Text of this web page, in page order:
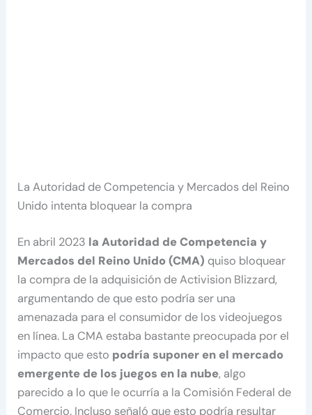
La Autoridad de Competencia y Mercados del Reino
Unido intenta bloquear la compra
En abril 2023 la Autoridad de Competencia y
Mercados del Reino Unido (CMA) quiso bloquear
la compra de la adquisición de Activision Blizzard,
argumentando de que esto podría ser una
amenazada para el consumidor de los videojuegos
en línea. La CMA estaba bastante preocupada por el
impacto que esto podría suponer en el mercado
emergente de los juegos en la nube, algo
parecido a lo que le ocurría a la Comisión Federal de
Comercio. Incluso señaló que esto podría resultar